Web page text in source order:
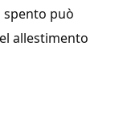
spento può
allestimento